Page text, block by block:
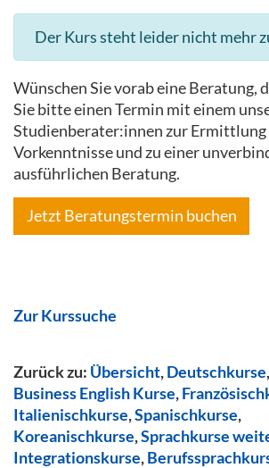
Der Kurs steht leider nicht mehr
Wünschen Sie vorab eine Beratung,
Sie bitte einen Termin mit einem
Studienberater:innen zur
Vorkenntnisse und zu einer
ausführlichen Beratung.
Jetzt Beratungstermin buchen
Zur Kurssuche
Zurück zu: Übersicht,Deutschkurse,
Business English Kurse,
Italienischkurse,Spanischkurse,
Koreanischkurse,Sprachkurse
Integrationskurse,